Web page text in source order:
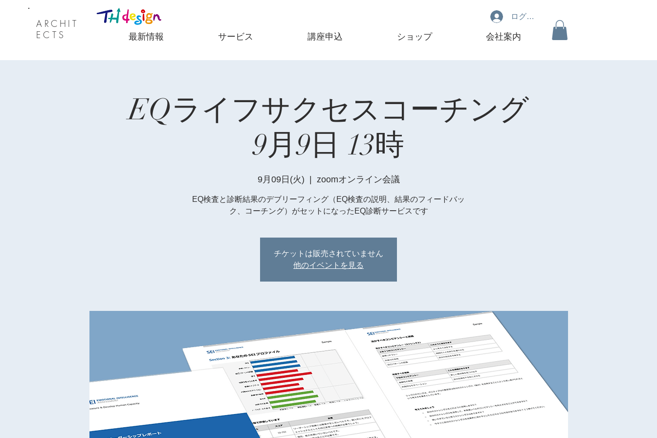
最新情報 サービス 講座申込 ショップ 会社案内
ログイン
EQライフサクセスコーチング
9月9日 13時
9月09日(火)
  |
zoomオンライン会議
EQ検査と診断結果のデブリーフィング（EQ検査の説明、結果のフィードバッ
ク、コーチング）がセットになったEQ診断サービスです
チケットは販売されていません
他のイベントを見る
ARCHI T
ECTS